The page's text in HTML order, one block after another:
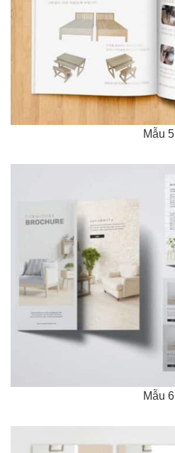
Mẫu 5
Mẫu 6